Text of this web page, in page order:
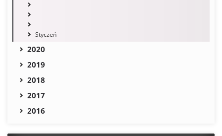
Styczeń
2020
2019
2018
2017
2016